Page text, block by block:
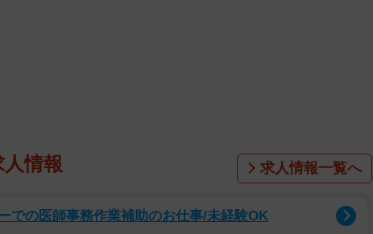
情報 求人情報一覧へ
での医師事務作業補助のお仕事/未経験OK